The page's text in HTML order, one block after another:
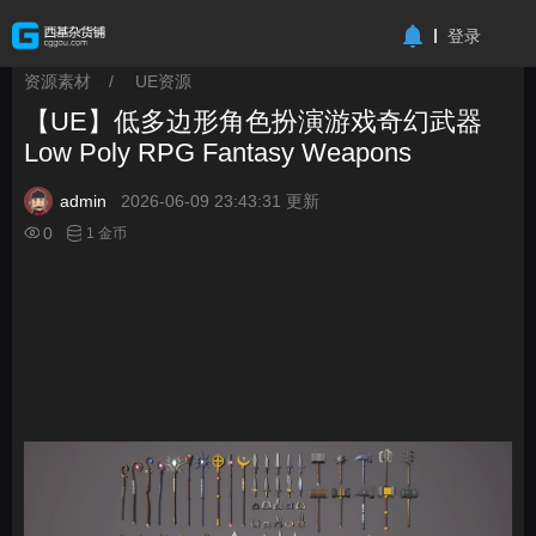
登录
资源素材 / UE资源
【UE】低多边形角色扮演游戏奇幻武器
Low Poly RPG Fantasy Weapons
admin
2026-06-09 23:43:31 更新
0
1 金币